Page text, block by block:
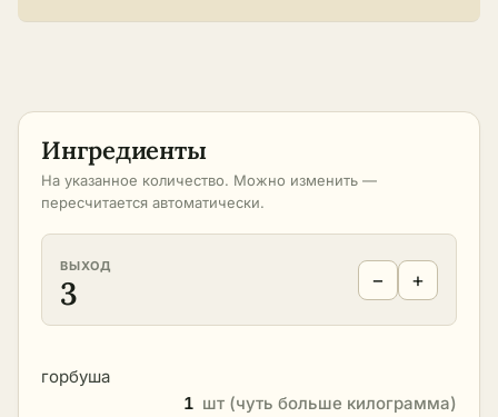
Ингредиенты
На указанное количество. Можно изменить —
пересчитается автоматически.
ВЫХОД
3 − +
горбуша
1 шт (чуть больше килограмма)